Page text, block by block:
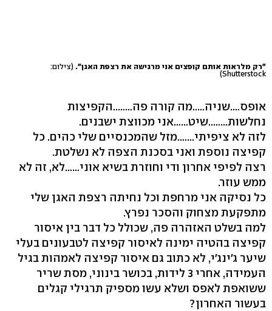
"רק מלראות אותם קופצים אני מרגישה את רצפת האגן". (צילום:
Shutterstock)
אופס….שניה…..מה קורה פה……..הקפיצות
נחלשות……..שיט……אני מכווצת ישבנים.
לזה לא ציפיתי…….מזל שהמכנסיים שלי כהים. כל
קפיצה נוספת ואני בסכנת הצפה לא נשלטת.
רצה לפיפי אחרון ודי וחוזרת בשיא אוני……לא, זה לא
ממש עוזר.
כל נסיקה אני מרחפת וכל נחיתה רצפת האגן שלי
מתפקעת מצחוק והסכר נפרץ.
למה בשלט האזהרה פה, שכולל כל דבר בין איסור
קפיצה בהטיה ימינה לאיסור קפיצה לטבעונים בעלי
שיער ג׳ינג׳י, לא כתוב גם איסור קפיצה לאמהות בגיל
העמידה, אחרי 3 לידות, בכושר בינוני, מסת שריר
ששואפת לאפס ושלא עשו מספיק תרגילי קגלים
בעשור האחרון?